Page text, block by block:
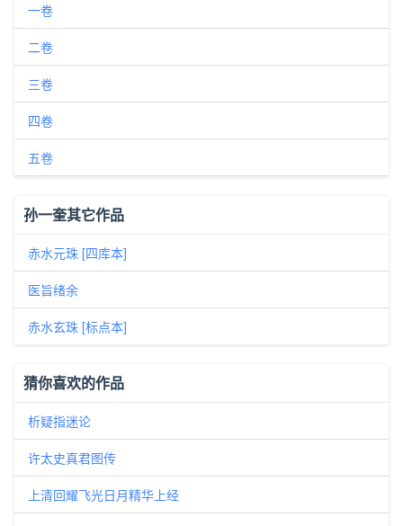
一卷
二卷
三卷
四卷
五卷
孙一奎其它作品
赤水元珠 [四库本]
医旨绪余
赤水玄珠 [标点本]
猜你喜欢的作品
析疑指迷论
许太史真君图传
上清回耀飞光日月精华上经